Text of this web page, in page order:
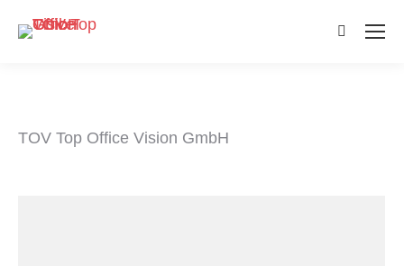
Search:
TOV Top Office Vision GmbH